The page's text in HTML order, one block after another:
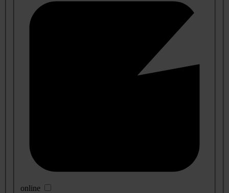
online